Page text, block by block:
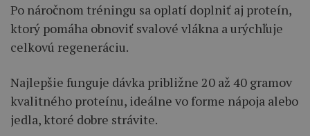
Po náročnom tréningu sa oplatí doplniť aj proteín,
ktorý pomáha obnoviť svalové vlákna a urýchľuje
celkovú regeneráciu.
Najlepšie funguje dávka približne 20 až 40 gramov
kvalitného proteínu, ideálne vo forme nápoja alebo
jedla, ktoré dobre strávite.